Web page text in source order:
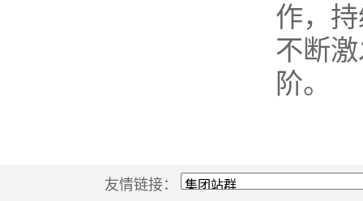
作，
不断
阶。
友情链接：